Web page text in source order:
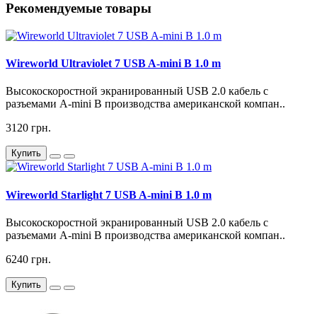
Рекомендуемые товары
Wireworld Ultraviolet 7 USB A-mini B 1.0 m
Высокоскоростной экранированный USB 2.0 кабель с
разъемами A-mini B производства американской компан..
3120 грн.
Купить
Wireworld Starlight 7 USB A-mini B 1.0 m
Высокоскоростной экранированный USB 2.0 кабель с
разъемами A-mini B производства американской компан..
6240 грн.
Купить